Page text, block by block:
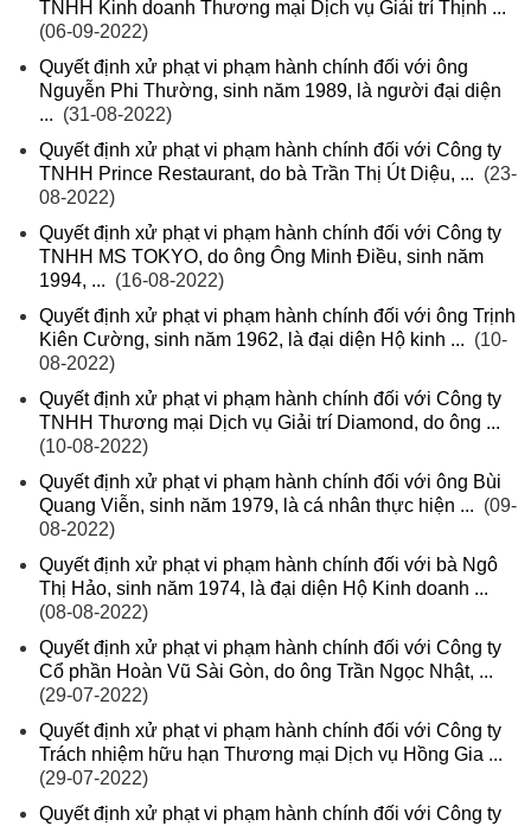
TNHH Kinh doanh Thương mại Dịch vụ Giải trí Thịnh ...
(06-09-2022)
Quyết định xử phạt vi phạm hành chính đối với ông
Nguyễn Phi Thường, sinh năm 1989, là người đại diện
... (31-08-2022)
Quyết định xử phạt vi phạm hành chính đối với Công ty
TNHH Prince Restaurant, do bà Trần Thị Út Diệu, ... (23-
08-2022)
Quyết định xử phạt vi phạm hành chính đối với Công ty
TNHH MS TOKYO, do ông Ông Minh Điều, sinh năm
1994, ... (16-08-2022)
Quyết định xử phạt vi phạm hành chính đối với ông Trịnh
Kiên Cường, sinh năm 1962, là đại diện Hộ kinh ... (10-
08-2022)
Quyết định xử phạt vi phạm hành chính đối với Công ty
TNHH Thương mại Dịch vụ Giải trí Diamond, do ông ...
(10-08-2022)
Quyết định xử phạt vi phạm hành chính đối với ông Bùi
Quang Viễn, sinh năm 1979, là cá nhân thực hiện ... (09-
08-2022)
Quyết định xử phạt vi phạm hành chính đối với bà Ngô
Thị Hảo, sinh năm 1974, là đại diện Hộ Kinh doanh ...
(08-08-2022)
Quyết định xử phạt vi phạm hành chính đối với Công ty
Cổ phần Hoàn Vũ Sài Gòn, do ông Trần Ngọc Nhật, ...
(29-07-2022)
Quyết định xử phạt vi phạm hành chính đối với Công ty
Trách nhiệm hữu hạn Thương mại Dịch vụ Hồng Gia ...
(29-07-2022)
Quyết định xử phạt vi phạm hành chính đối với Công ty